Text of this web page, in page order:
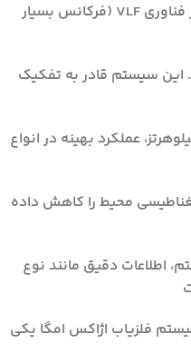
سیستم فلزیاب اژاکس امگا مبتنی بر فناوری VLF (فرکانس بسیار
این سیستم قادر به تفکیک
فرکانس کاری بین 7.8 تا 14 کیلوهرتز، عملکرد بهینه در انواع
محیط را کاهش داده
اطلاعات دقیق مانند نوع
فلزیاب اژاکس امگا یکی